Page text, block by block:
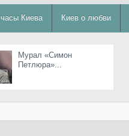
часы Киева Киев о любви
Мурал «Симон
Петлюра»...